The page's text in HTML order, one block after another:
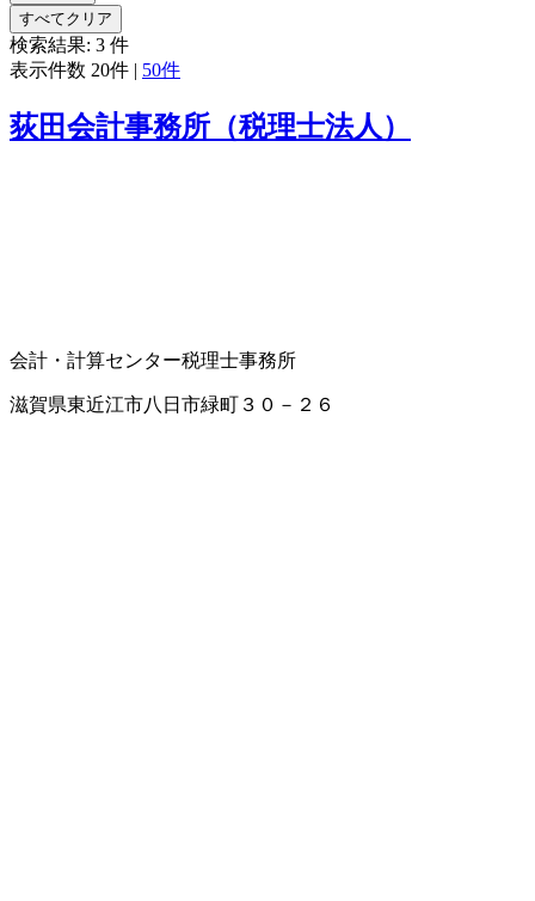
すべてクリア
検索結果: 3 件
表示件数 20件 | 50件
荻田会計事務所（税理士法人）
会計・計算センター税理士事務所
滋賀県東近江市八日市緑町３０－２６